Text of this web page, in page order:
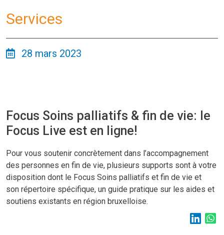
Services
28 mars 2023
Focus Soins palliatifs & fin de vie: le
Focus Live est en ligne!
Pour vous soutenir concrètement dans l’accompagnement
des personnes en fin de vie, plusieurs supports sont à votre
disposition dont le Focus Soins palliatifs et fin de vie et
son répertoire spécifique, un guide pratique sur les aides et
soutiens existants en région bruxelloise.